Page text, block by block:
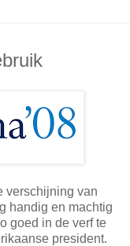
verschijning van
handig en machtig
goed in de verf te
president.